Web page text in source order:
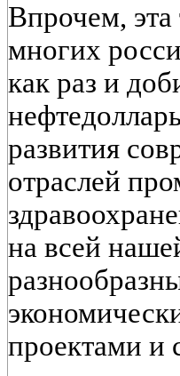
Впрочем, эта
многих
как раз и
развития
отраслей
на всей
проектами и